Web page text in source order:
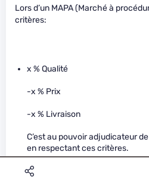
Lors d’un MAPA (Marché à
critères:
x % Qualité
-x % Prix
-x % Livraison
C’est au pouvoir adjudicateur
en respectant ces critères.
&nbsp;